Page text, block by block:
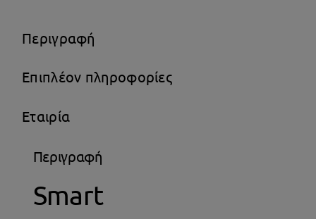
Περιγραφή
Επιπλέον πληροφορίες
Εταιρία
Περιγραφή
Smart